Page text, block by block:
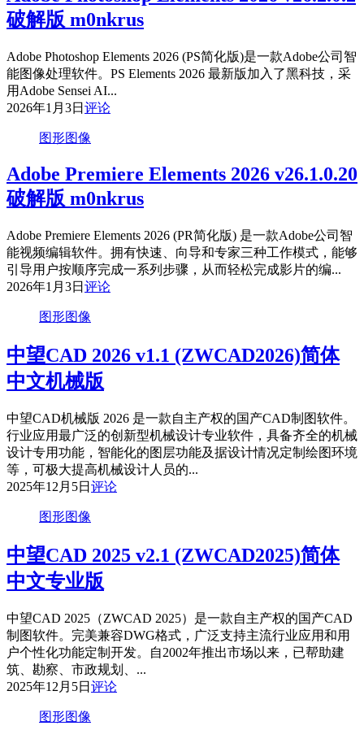
破解版 m0nkrus
Adobe Photoshop Elements 2026 (PS简化版)是一款Adobe公司智
能图像处理软件。PS Elements 2026 最新版加入了黑科技，采
用Adobe Sensei AI...
2026年1月3日 评论
图形图像
Adobe Premiere Elements 2026 v26.1.0.20
破解版 m0nkrus
Adobe Premiere Elements 2026 (PR简化版) 是一款Adobe公司智
能视频编辑软件。拥有快速、向导和专家三种工作模式，能够
引导用户按顺序完成一系列步骤，从而轻松完成影片的编...
2026年1月3日 评论
图形图像
中望CAD 2026 v1.1 (ZWCAD2026)简体
中文机械版
中望CAD机械版 2026 是一款自主产权的国产CAD制图软件。
行业应用最广泛的创新型机械设计专业软件，具备齐全的机械
设计专用功能，智能化的图层功能及据设计情况定制绘图环境
等，可极大提高机械设计人员的...
2025年12月5日 评论
图形图像
中望CAD 2025 v2.1 (ZWCAD2025)简体
中文专业版
中望CAD 2025（ZWCAD 2025）是一款自主产权的国产CAD
制图软件。完美兼容DWG格式，广泛支持主流行业应用和用
户个性化功能定制开发。自2002年推出市场以来，已帮助建
筑、勘察、市政规划、...
2025年12月5日 评论
图形图像